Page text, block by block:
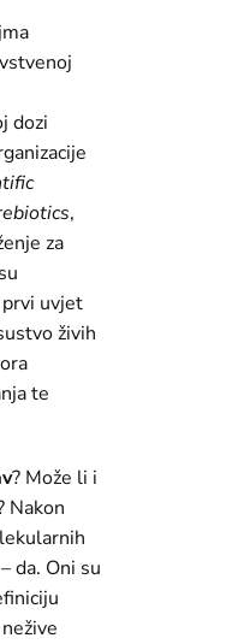
dozi
,
za
uvjet
živih
te
? Može li i
Nakon
da. Oni su